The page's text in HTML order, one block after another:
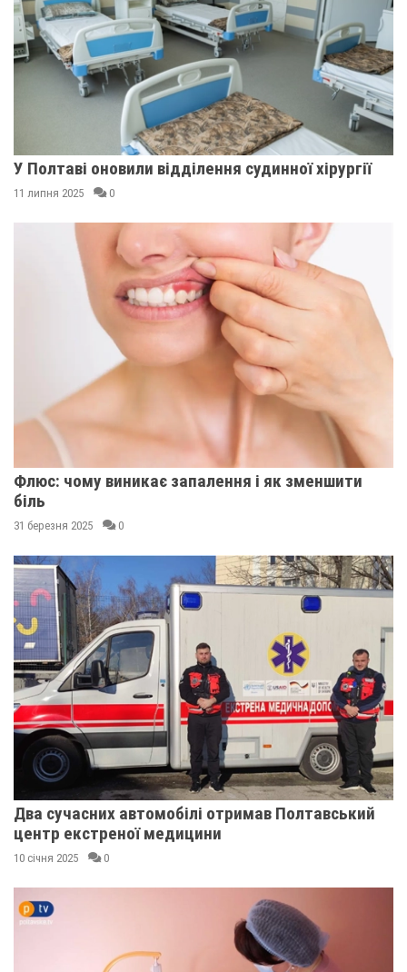
У Полтаві оновили відділення судинної хірургії
11 липня 2025 0
Флюс: чому виникає запалення і як зменшити
біль
31 березня 2025 0
Два сучасних автомобілі отримав Полтавський
центр екстреної медицини
10 січня 2025 0